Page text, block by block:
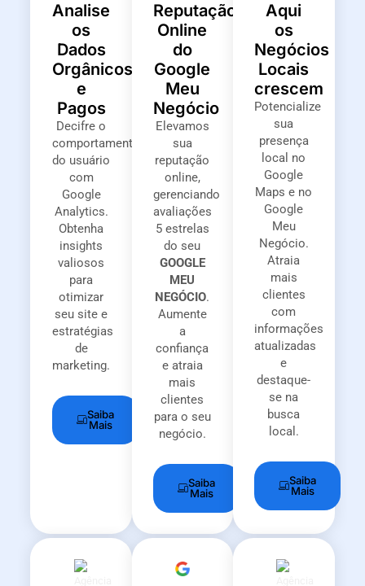
Analise
os
Dados
Orgânicos
e
Pagos
Decifre o
comportamento
do usuário
com
Google
Analytics.
Obtenha
insights
valiosos
para
otimizar
seu site e
estratégias
de
marketing.
Saiba
Mais
Reputação
Online
do
Google
Meu
Negócio
Elevamos
sua
reputação
online,
gerenciando
avaliações
5 estrelas
do seu
GOOGLE
MEU
NEGÓCIO.
Aumente
a
confiança
e atraia
mais
clientes
para o seu
negócio.
Saiba
Mais
Aqui
os
Negócios
Locais
crescem
Potencialize
sua
presença
local no
Google
Maps e no
Google
Meu
Negócio.
Atraia
mais
clientes
com
informações
atualizadas
e
destaque-
se na
busca
local.
Saiba
Mais